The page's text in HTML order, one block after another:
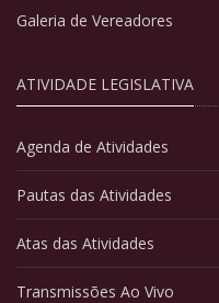
Galeria de Vereadores
ATIVIDADE LEGISLATIVA
Agenda de Atividades
Pautas das Atividades
Atas das Atividades
Transmissões Ao Vivo